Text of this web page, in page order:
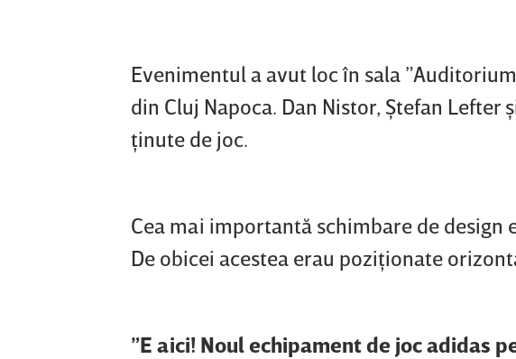
Evenimentul a avut loc în sala
din Cluj Napoca. Dan Nistor, Ştefan
ţinute de joc.
Cea mai importantă schimbare de design
De obicei acestea erau poziţionate
”E aici! Noul echipament de joc adidas